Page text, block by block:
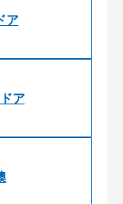
ア
ア